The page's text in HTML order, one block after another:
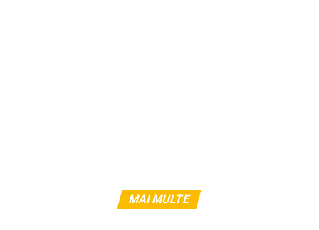
MAI MULTE